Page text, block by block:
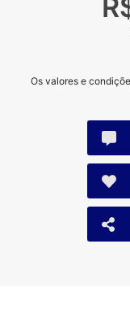
Os valores e